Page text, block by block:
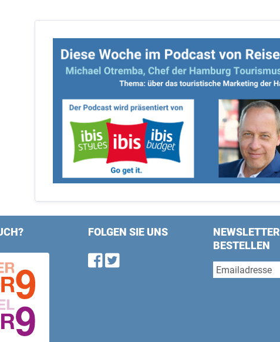
FOLGEN SIE UNS
Find us on Facebook
Follow us on Twitter
NEWSLETTER
BESTELLEN